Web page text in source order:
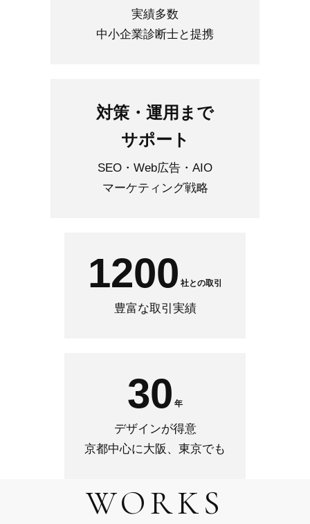
実績多数
中小企業診断士と提携
対策・運用まで
サポート
SEO・Web広告・AIO
マーケティング戦略
1200 社との取引
豊富な取引実績
30 年
デザインが得意
京都中心に大阪、東京でも
WORKS